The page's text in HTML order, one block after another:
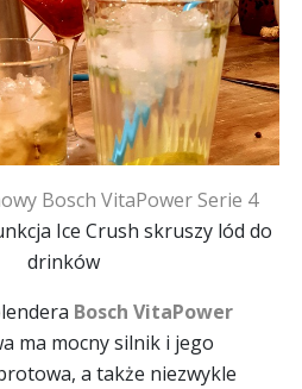
Bosch VitaPower Serie 4
Ice Crush skruszy lód do
drinków
Bosch VitaPower
ma mocny silnik i jego
a także niezwykle